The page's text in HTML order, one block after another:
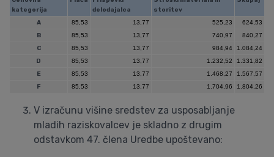
kategorija
delodajalca
storitev
A 85,53 13,77 525,23 624,53
B 85,53 13,77 740,97 840,27
C 85,53 13,77 984,94 1.084,24
D 85,53 13,77 1.232,52 1.331,82
E 85,53 13,77 1.468,27 1.567,57
F 85,53 13,77 1.704,96 1.804,26
V izračunu višine sredstev za usposabljanje
mladih raziskovalcev je skladno z drugim
odstavkom 47. člena Uredbe upoštevano: